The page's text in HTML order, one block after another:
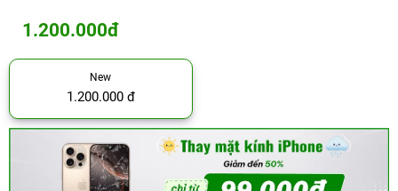
1.200.000đ
New
1.200.000 đ